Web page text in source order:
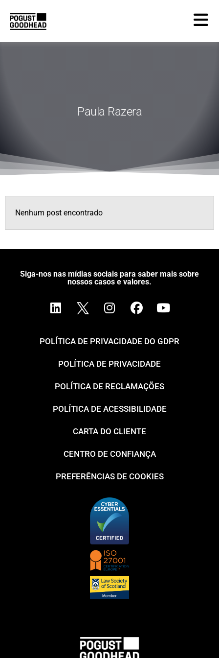
Paula Razera
Nenhum post encontrado
Siga-nos nas mídias sociais para saber mais sobre
nossos casos e valores.
POLÍTICA DE PRIVACIDADE DO GDPR
POLÍTICA DE PRIVACIDADE
POLÍTICA DE RECLAMAÇÕES
POLÍTICA DE ACESSIBILIDADE
CARTA DO CLIENTE
CENTRO DE CONFIANÇA
PREFERÊNCIAS DE COOKIES